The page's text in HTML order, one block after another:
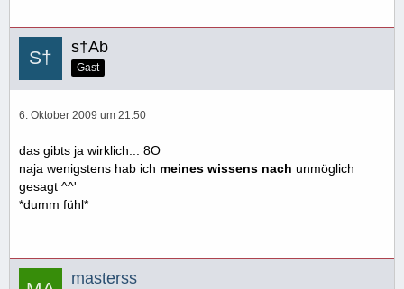
s†Ab
Gast
6. Oktober 2009 um 21:50
das gibts ja wirklich... 8O
naja wenigstens hab ich meines wissens nach unmöglich
gesagt ^^'
*dumm fühl*
masterss